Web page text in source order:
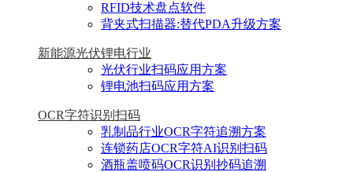
RFID技术盘点软件
背夹式扫描器:替代PDA升级方案
新能源光伏锂电行业
光伏行业扫码应用方案
锂电池扫码应用方案
OCR字符识别扫码
乳制品行业OCR字符追溯方案
连锁药店OCR字符AI识别扫码
酒瓶盖喷码OCR识别抄码追溯